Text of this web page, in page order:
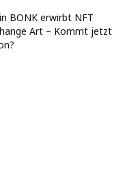
BONK erwirbt NFT
Art – Kommt jetzt